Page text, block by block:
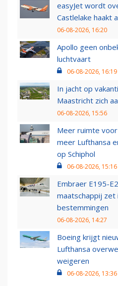
easyJet wordt
Castlelake haakt
06-08-2026, 16:20
Apollo geen
luchtvaart
06-08-2026, 16:19
In jacht op
Maastricht zich
06-08-2026, 15:56
Meer ruimte
meer Lufthansa
op Schiphol
06-08-2026, 15:16
Embraer E195-
maatschappij zet
bestemmingen
06-08-2026, 14:27
Boeing krijgt
Lufthansa
weigeren
06-08-2026, 13:36